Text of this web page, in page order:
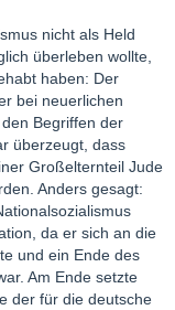
nicht als Held
überleben wollte,
haben: Der
bei neuerlichen
Begriffen der
überzeugt, dass
Großelternteil Jude
Anders gesagt:
da er sich an die
und ein Ende des
Am Ende setzte
der für die deutsche